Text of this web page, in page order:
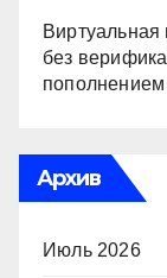
Виртуальная
без
Архив
Июль 2026